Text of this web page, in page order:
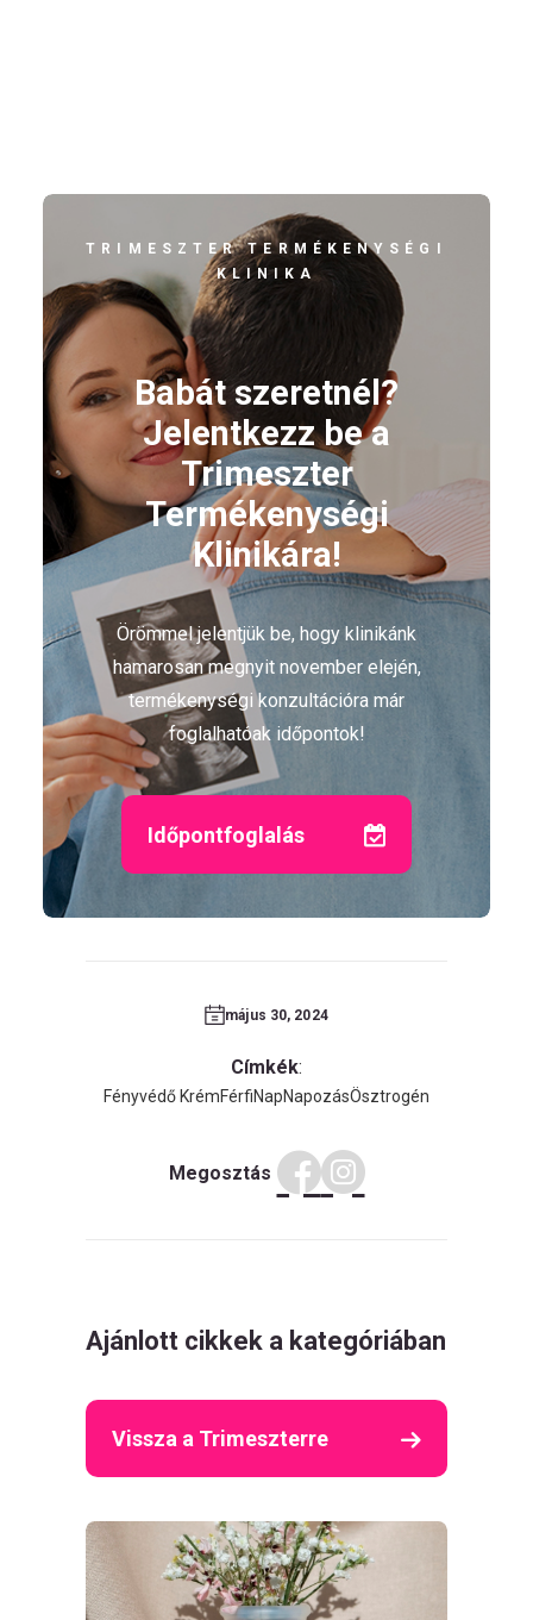
TRIMESZTER TERMÉKENYSÉGI
KLINIKA
Babát szeretnél?
Jelentkezz be a
Trimeszter
Termékenységi
Klinikára!
Örömmel jelentjük be, hogy klinikánk
hamarosan megnyit november elején,
termékenységi konzultációra már
foglalhatóak időpontok!
Időpontfoglalás
május 30, 2024
Címkék:
Fényvédő KrémFérfiNapNapozásÖsztrogén
Megosztás
Ajánlott cikkek a kategóriában
Vissza a Trimeszterre